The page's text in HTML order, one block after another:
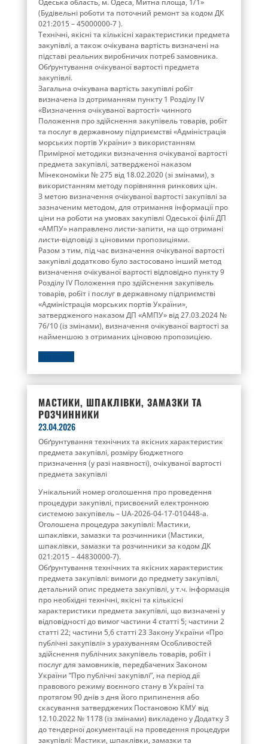
(Будівельні роботи та поточний ремонт за кодом ДК
021:2015 – 45000000-7 ).
Технічні, якісні та кількісні характеристики предмета
закупівлі, а також очікувана вартість визначені на
підставі реальних виробничих потреб замовника.
Обґрунтування очікуваної вартості предмета
закупівлі.
Загальна очікувана вартість закупівлі робіт
визначена із дотриманням пункту 1 Розділу ІV
«Визначення очікуваної вартості» чинного
Положення про здійснення закупівель товарів, робіт
та послуг в державному підприємстві «Адміністрація
морських портів України» з використанням
Примірної методики визначення очікуваної вартості
предмета закупівлі, затвердженої наказом
Мінекономіки № 275 від 18.02.2020 (зі змінами), з
використанням методу порівняння ринкових цін.
З метою визначення очікуваної вартості закупівлі за
зазначеним методом, для отримання інформації про
ціни на роботи на умовах закупівлі Одеської філії ДП
«АМПУ» направлено листи-запити, на що отримані
листи-відповіді з ціновими пропозиціями.
Разом з тим, під час визначення очікуваної вартості
закупівлі додатково було застосовано інший метод
визначення очікуваної вартості відповідно пункту 9
Розділу IV Положення про здійснення закупівель
товарів, робіт і послуг в державному підприємстві
«Адміністрація морських портів України»,
затвердженого наказом ДП «АМПУ» від 27.03.2024 №
76/10 (із змінами), визначення очікуваної вартості за
найменшою з отриманих ціновою пропозицією.
МАСТИКИ, ШПАКЛІВКИ, ЗАМАЗКИ ТА
РОЗЧИННИКИ
23.04.2026
Обґрунтування технічних та якісних характеристик
предмета закупівлі, розміру бюджетного
призначення (у разі наявності), очікуваної вартості
предмета закупівлі
Унікальний номер оголошення про проведення
процедури закупівлі, присвоєний електронною
системою закупівель – UA-2026-04-17-010448-a.
Оголошена процедура закупівлі: Мастики,
шпаклівки, замазки та розчинники (Мастики,
шпаклівки, замазки та розчинники за кодом ДК
021:2015 – 44830000-7).
Обґрунтування технічних та якісних характеристик
предмета закупівлі: вимоги до предмету закупівлі,
детальний опис предмета закупівлі, у т.ч. інформація
про необхідні технічні, якісні та кількісні
характеристики предмета закупівлі, що визначені у
відповідності до вимог частини 4 статті 5; частини 2
статті 22; частини 5,6 статті 23 Закону України «Про
публічні закупівлі» з урахуванням Особливостей
здійснення публічних закупівель товарів, робіт і
послуг для замовників, передбачених Законом
України “Про публічні закупівлі”, на період дії
правового режиму воєнного стану в Україні та
протягом 90 днів з дня його припинення або
скасування затверджених Постановою КМУ від
12.10.2022 № 1178 (із змінами) викладено у Додатку 3
до тендерної документації на проведення процедури
закупівлі: Мастики, шпаклівки, замазки та